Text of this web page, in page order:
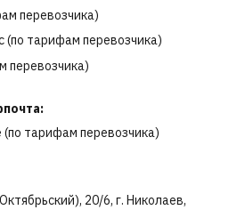
перевозчика)
тарифам перевозчика)
перевозчика)
тарифам перевозчика)
20/6, г. Николаев,